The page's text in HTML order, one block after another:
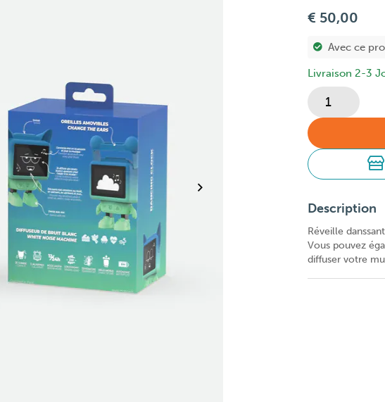
€ 50,00
Avec ce
Livraison 2-3
Description
Réveille
Vous pouvez
diffuser votre